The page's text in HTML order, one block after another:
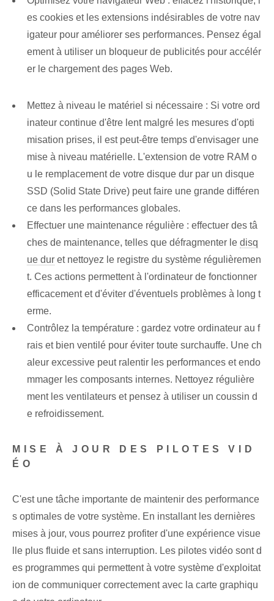
es cookies et les extensions indésirables de votre nav
igateur pour améliorer ses performances. Pensez égal
ement à utiliser un bloqueur de publicités pour accélér
er le chargement des pages Web.
Mettez à niveau le matériel si nécessaire : ​​Si votre ord
inateur continue d'être lent malgré les mesures d'opti
misation prises, il est peut-être temps d'envisager une
mise à niveau matérielle. L'extension de votre RAM o
u le remplacement de votre disque dur par un disque
SSD (Solid State Drive) peut faire une grande différen
ce dans les performances globales.
Effectuer une maintenance régulière : effectuer des tâ
ches de maintenance, telles que⁢ défragmenter le⁢ disq
ue dur ‍et nettoyez le ⁢registre du système​ régulièremen
t. Ces actions permettent à l'ordinateur de fonctionner
efficacement et d'éviter d'éventuels problèmes à long t
erme.
Contrôlez la température : gardez votre ordinateur au f
rais et bien ventilé pour éviter toute surchauffe. Une ch
aleur excessive peut ralentir les performances et endo
mmager les composants internes. Nettoyez régulière
ment les ventilateurs‌ et pensez à utiliser un‍ coussin d
e refroidissement.
MISE À JOUR DES PILOTES VID
ÉO
C'est une tâche importante de maintenir des performance
s optimales de votre système. En installant les dernières
mises à jour, vous pourrez profiter d'une expérience visue
lle plus fluide et sans interruption. Les pilotes vidéo sont d
es programmes qui permettent à votre système d'exploitat
ion de communiquer correctement avec la carte graphiqu